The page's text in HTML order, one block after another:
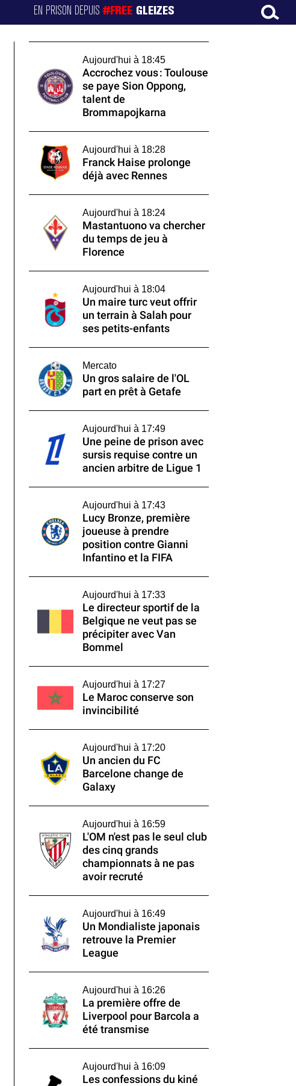
EN PRISON DEPUIS#FREE GLEIZES
Aujourd'hui à 18:45
Accrochez vous : Toulouse
se paye Sion Oppong,
talent de
Brommapojkarna
Aujourd'hui à 18:28
Franck Haise prolonge
déjà avec Rennes
Aujourd'hui à 18:24
Mastantuono va chercher
du temps de jeu à
Florence
Aujourd'hui à 18:04
Un maire turc veut offrir
un terrain à Salah pour
ses petits-enfants
Mercato
Un gros salaire de l'OL
part en prêt à Getafe
Aujourd'hui à 17:49
Une peine de prison avec
sursis requise contre un
ancien arbitre de Ligue 1
Aujourd'hui à 17:43
Lucy Bronze, première
joueuse à prendre
position contre Gianni
Infantino et la FIFA
Aujourd'hui à 17:33
Le directeur sportif de la
Belgique ne veut pas se
précipiter avec Van
Bommel
Aujourd'hui à 17:27
Le Maroc conserve son
invincibilité
Aujourd'hui à 17:20
Un ancien du FC
Barcelone change de
Galaxy
Aujourd'hui à 16:59
L'OM n'est pas le seul club
des cinq grands
championnats à ne pas
avoir recruté
Aujourd'hui à 16:49
Un Mondialiste japonais
retrouve la Premier
League
Aujourd'hui à 16:26
La première offre de
Liverpool pour Barcola a
été transmise
Aujourd'hui à 16:09
Les confessions du kiné